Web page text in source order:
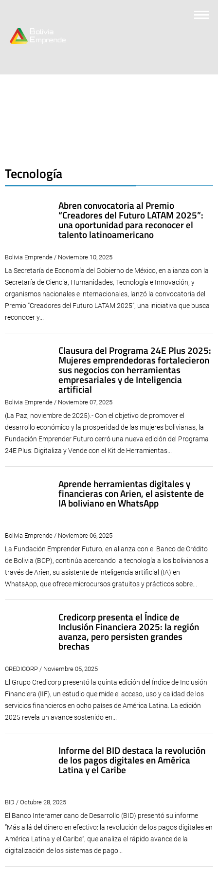
Tecnología
Abren convocatoria al Premio
“Creadores del Futuro LATAM 2025”:
una oportunidad para reconocer el
talento latinoamericano
Bolivia Emprende / Noviembre 10, 2025
La Secretaría de Economía del Gobierno de México, en alianza con la
Secretaría de Ciencia, Humanidades, Tecnología e Innovación, y
organismos nacionales e internacionales, lanzó la convocatoria del
Premio “Creadores del Futuro LATAM 2025”, una iniciativa que busca
reconocer y...
Clausura del Programa 24E Plus 2025:
Mujeres emprendedoras fortalecieron
sus negocios con herramientas
empresariales y de Inteligencia
artificial
Bolivia Emprende / Noviembre 07, 2025
(La Paz, noviembre de 2025).- Con el objetivo de promover el
desarrollo económico y la prosperidad de las mujeres bolivianas, la
Fundación Emprender Futuro cerró una nueva edición del Programa
24E Plus: Digitaliza y Vende con el Kit de Herramientas...
Aprende herramientas digitales y
financieras con Arien, el asistente de
IA boliviano en WhatsApp
Bolivia Emprende / Noviembre 06, 2025
La Fundación Emprender Futuro, en alianza con el Banco de Crédito
de Bolivia (BCP), continúa acercando la tecnología a los bolivianos a
través de Arien, su asistente de inteligencia artificial (IA) en
WhatsApp, que ofrece microcursos gratuitos y prácticos sobre...
Credicorp presenta el Índice de
Inclusión Financiera 2025: la región
avanza, pero persisten grandes
brechas
CREDICORP / Noviembre 05, 2025
El Grupo Credicorp presentó la quinta edición del Índice de Inclusión
Financiera (IIF), un estudio que mide el acceso, uso y calidad de los
servicios financieros en ocho países de América Latina. La edición
2025 revela un avance sostenido en...
Informe del BID destaca la revolución
de los pagos digitales en América
Latina y el Caribe
BID / Octubre 28, 2025
El Banco Interamericano de Desarrollo (BID) presentó su informe
“Más allá del dinero en efectivo: la revolución de los pagos digitales en
América Latina y el Caribe”, que analiza el rápido avance de la
digitalización de los sistemas de pago...